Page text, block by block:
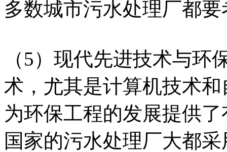
多数城市污水处理厂都
（5）现代先进技术与
术，尤其是计算机技术
为环保工程的发展提供
国家的污水处理厂大都